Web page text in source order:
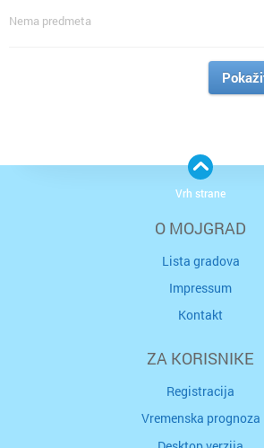
Nema predmeta
O MOJGRAD
Lista gradova
Impressum
Kontakt
ZA KORISNIKE
Registracija
Vremenska prognoza
Vrh strane